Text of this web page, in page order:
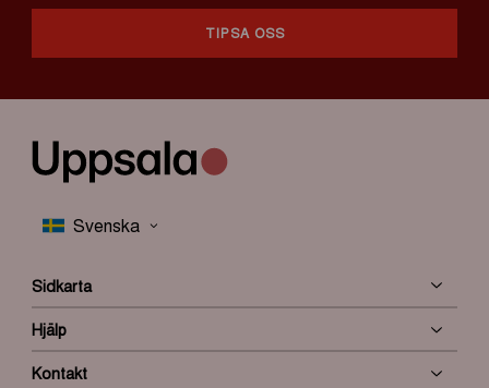
TIPSA OSS
Sidkarta
Hjälp
Kontakt